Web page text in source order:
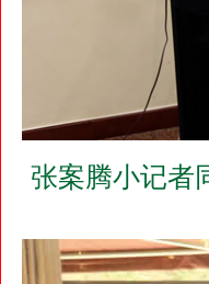
张案腾小记者